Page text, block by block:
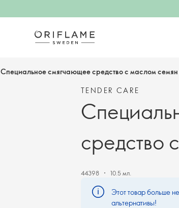
Специальное смягчающее средство с маслом
TENDER CARE
средство
44398 10.5 мл.
Этот товар больше
альтернативы!